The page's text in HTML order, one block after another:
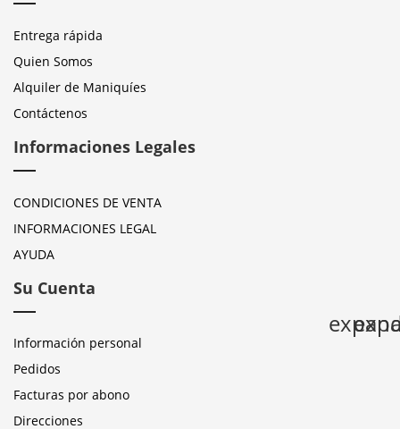
Entrega rápida
Quien Somos
Alquiler de Maniquíes
Contáctenos
Informaciones Legales
CONDICIONES DE VENTA
INFORMACIONES LEGAL
AYUDA
Su Cuenta
Información personal
Pedidos
Facturas por abono
Direcciones